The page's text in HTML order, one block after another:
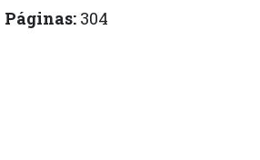
Páginas: 304